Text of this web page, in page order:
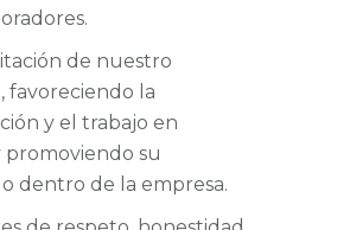
de nuestro
favoreciendo la
y el trabajo en
promoviendo su
dentro de la empresa.